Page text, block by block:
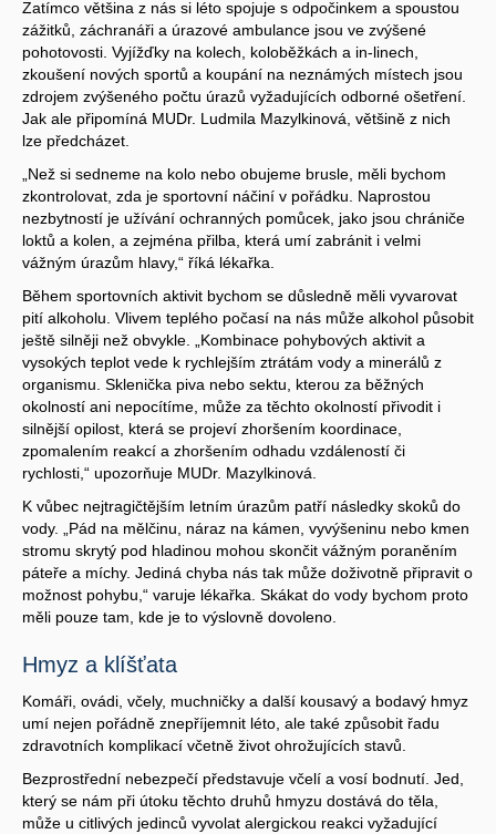
Zatímco většina z nás si léto spojuje s odpočinkem a spoustou
zážitků, záchranáři a úrazové ambulance jsou ve zvýšené
pohotovosti. Vyjížďky na kolech, koloběžkách a in-linech,
zkoušení nových sportů a koupání na neznámých místech jsou
zdrojem zvýšeného počtu úrazů vyžadujících odborné ošetření.
Jak ale připomíná MUDr. Ludmila Mazylkinová, většině z nich
lze předcházet.
„Než si sedneme na kolo nebo obujeme brusle, měli bychom
zkontrolovat, zda je sportovní náčiní v pořádku. Naprostou
nezbytností je užívání ochranných pomůcek, jako jsou chrániče
loktů a kolen, a zejména přilba, která umí zabránit i velmi
vážným úrazům hlavy,“ říká lékařka.
Během sportovních aktivit bychom se důsledně měli vyvarovat
pití alkoholu. Vlivem teplého počasí na nás může alkohol působit
ještě silněji než obvykle. „Kombinace pohybových aktivit a
vysokých teplot vede k rychlejším ztrátám vody a minerálů z
organismu. Sklenička piva nebo sektu, kterou za běžných
okolností ani nepocítíme, může za těchto okolností přivodit i
silnější opilost, která se projeví zhoršením koordinace,
zpomalením reakcí a zhoršením odhadu vzdáleností či
rychlosti,“ upozorňuje MUDr. Mazylkinová.
K vůbec nejtragičtějším letním úrazům patří následky skoků do
vody. „Pád na mělčinu, náraz na kámen, vyvýšeninu nebo kmen
stromu skrytý pod hladinou mohou skončit vážným poraněním
páteře a míchy. Jediná chyba nás tak může doživotně připravit o
možnost pohybu,“ varuje lékařka. Skákat do vody bychom proto
měli pouze tam, kde je to výslovně dovoleno.
Hmyz a klíšťata
Komáři, ovádi, včely, muchničky a další kousavý a bodavý hmyz
umí nejen pořádně znepříjemnit léto, ale také způsobit řadu
zdravotních komplikací včetně život ohrožujících stavů.
Bezprostřední nebezpečí představuje včelí a vosí bodnutí. Jed,
který se nám při útoku těchto druhů hmyzu dostává do těla,
může u citlivých jedinců vyvolat alergickou reakci vyžadující